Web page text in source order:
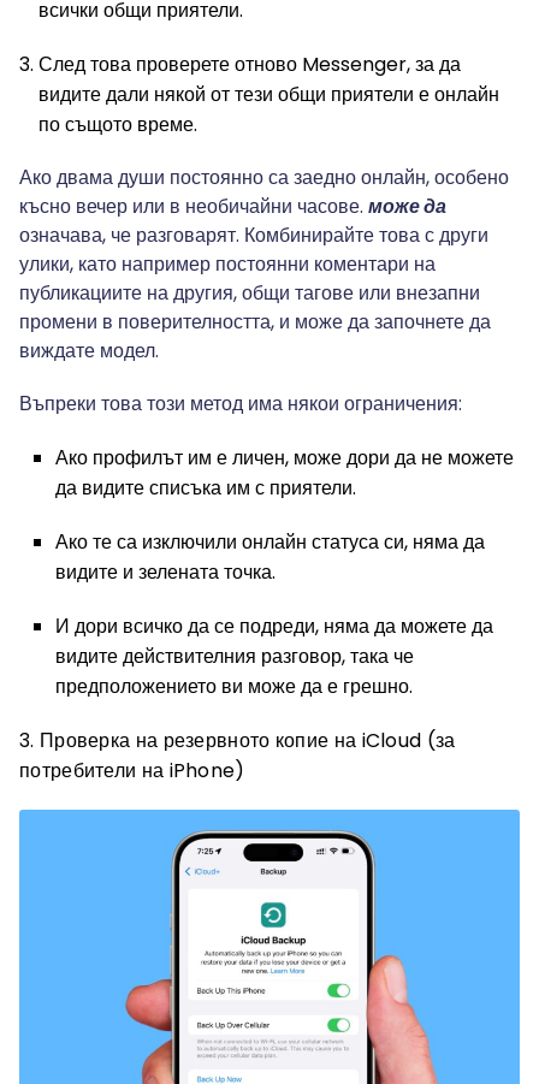
всички общи приятели.
След това проверете отново Messenger, за да
видите дали някой от тези общи приятели е онлайн
по същото време.
Ако двама души постоянно са заедно онлайн, особено
късно вечер или в необичайни часове. може да
означава, че разговарят. Комбинирайте това с други
улики, като например постоянни коментари на
публикациите на другия, общи тагове или внезапни
промени в поверителността, и може да започнете да
виждате модел.
Въпреки това този метод има някои ограничения:
Ако профилът им е личен, може дори да не можете
да видите списъка им с приятели.
Ако те са изключили онлайн статуса си, няма да
видите и зелената точка.
И дори всичко да се подреди, няма да можете да
видите действителния разговор, така че
предположението ви може да е грешно.
3. Проверка на резервното копие на iCloud (за
потребители на iPhone)